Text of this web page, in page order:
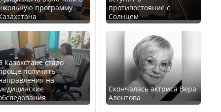
программу
Казахстане стало
получить
на
противостояние с
Солнцем
Скончалась актриса Вера
Алентова